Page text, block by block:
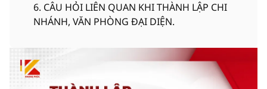
6. CÂU HỎI LIÊN QUAN KHI THÀNH LẬP CHI
NHÁNH, VĂN PHÒNG ĐẠI DIỆN.